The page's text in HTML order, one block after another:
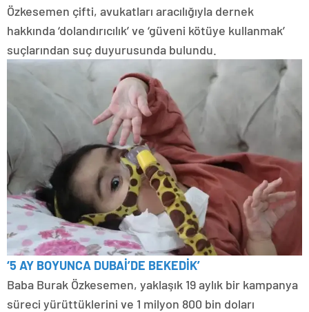
Özkesemen çifti, avukatları aracılığıyla dernek
hakkında ‘dolandırıcılık’ ve ‘güveni kötüye kullanmak’
suçlarından suç duyurusunda bulundu.
‘5 AY BOYUNCA DUBAİ’DE BEKEDİK’
Baba Burak Özkesemen, yaklaşık 19 aylık bir kampanya
süreci yürüttüklerini ve 1 milyon 800 bin doları